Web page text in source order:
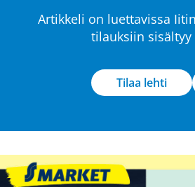
Artikkeli on luettavissa
tilauksiin
Tilaa lehti